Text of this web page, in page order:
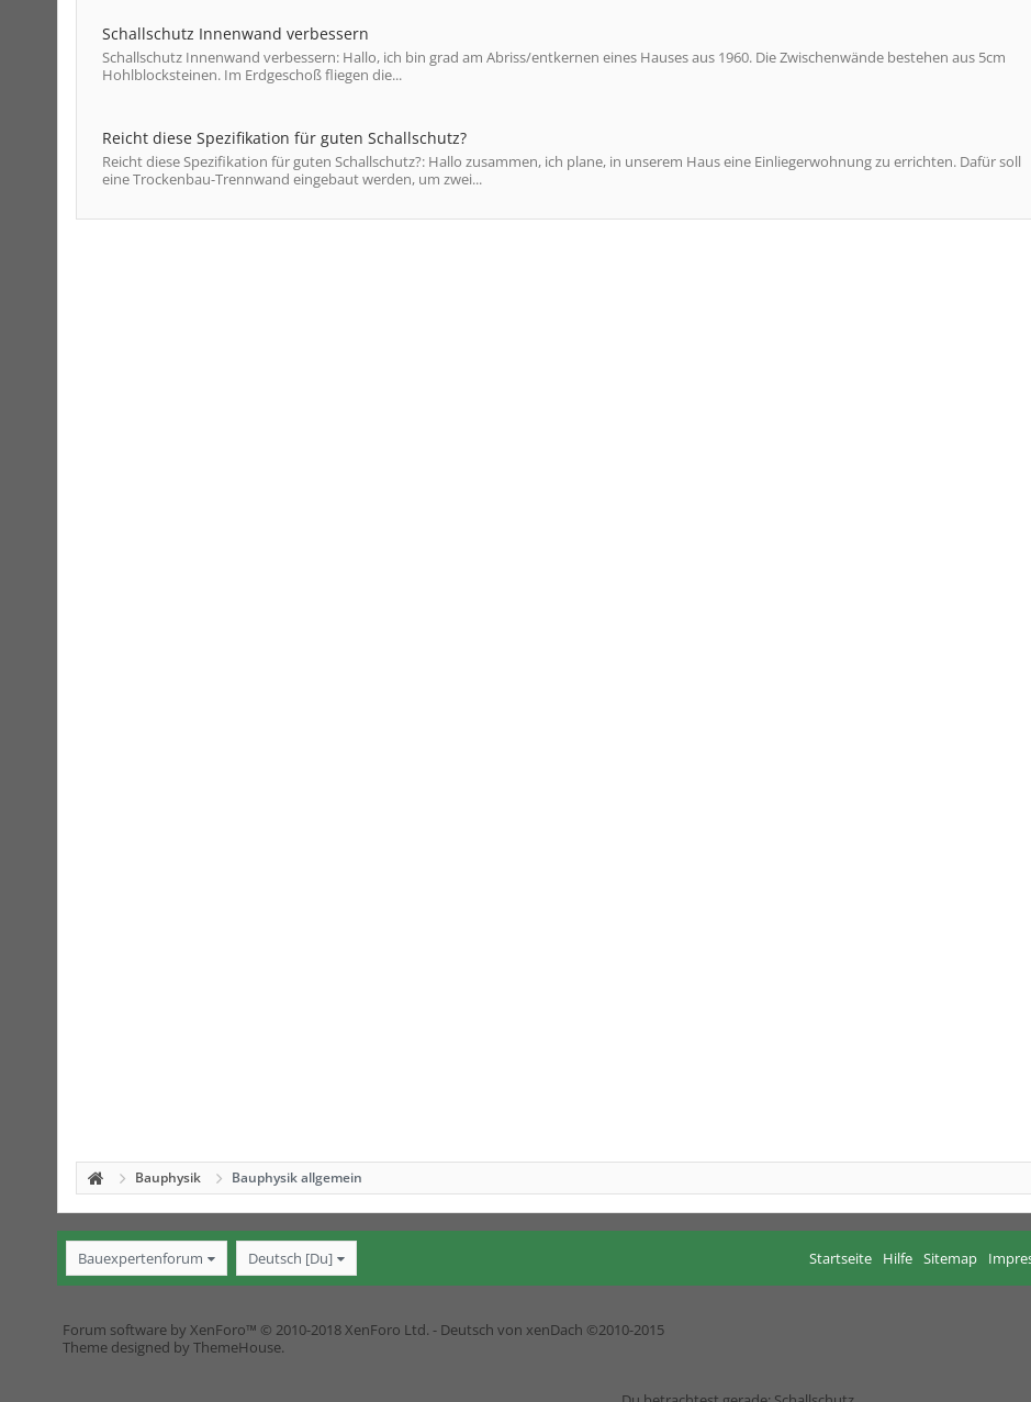
Schallschutz Innenwand verbessern
Schallschutz Innenwand verbessern: Hallo, ich bin grad am Abriss/entkernen eines Hauses aus 1960. Die Zwischenwände bestehen aus 5cm
Hohlblocksteinen. Im Erdgeschoß fliegen die...
Reicht diese Spezifikation für guten Schallschutz?
Reicht diese Spezifikation für guten Schallschutz?: Hallo zusammen, ich plane, in unserem Haus eine Einliegerwohnung zu errichten. Dafür soll
eine Trockenbau-Trennwand eingebaut werden, um zwei...
Bauphysik Bauphysik allgemein
Bauexpertenforum Deutsch [Du] Startseite Hilfe Sitemap
Forum software by XenForo™ © 2010-2018 XenForo Ltd. - Deutsch von xenDach ©2010-2015
Theme designed by ThemeHouse.